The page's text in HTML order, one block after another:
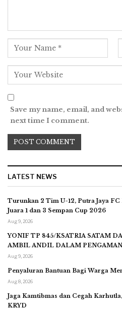
Save my name, email, and
next time I comment.
LATEST NEWS
Turunkan 2 Tim U-12, Putra Jaya
Juara 1 dan 3 Sempan Cup 2026
Aug 9, 2026
YONIF TP 845/KSATRIA SATAM
AMBIL ANDIL DALAM
Aug 9, 2026
Penyaluran Bantuan Bagi Warga
Aug 8, 2026
Jaga Kamtibmas dan Cegah
KRYD